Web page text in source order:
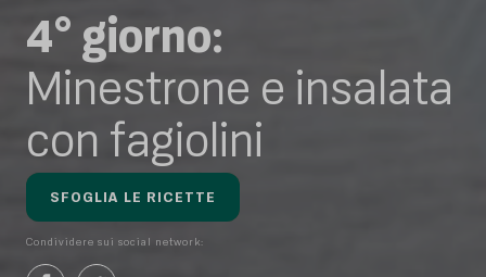
4° giorno:
Minestrone e insalata
con fagiolini
SFOGLIA LE RICETTE
Condividere sui social network: